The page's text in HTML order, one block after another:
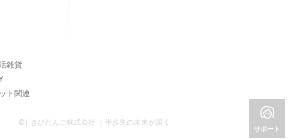
サポート
雑貨
ト関連
©| きびだんご株式会社 | 半歩先の未来が届く